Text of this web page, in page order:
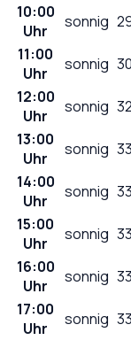
10:00
Uhr
sonnig
11:00
Uhr
sonnig 30
12:00
Uhr
sonnig 32
13:00
Uhr
sonnig 33
14:00
Uhr
sonnig 33
15:00
Uhr
sonnig 33
16:00
Uhr
sonnig 33
17:00
Uhr
sonnig 33